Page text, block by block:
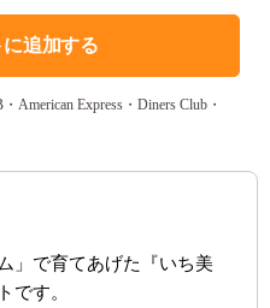
に追加する
American Express・Diners Club・
」で育てあげた『いち美
です。